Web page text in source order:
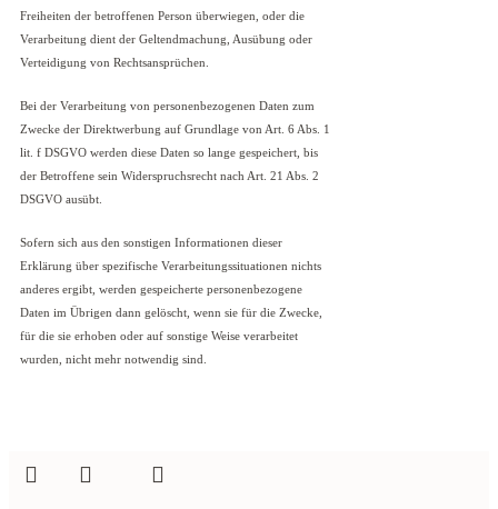
Freiheiten der betroffenen Person überwiegen, oder die
Verarbeitung dient der Geltendmachung, Ausübung oder
Verteidigung von Rechtsansprüchen.
Bei der Verarbeitung von personenbezogenen Daten zum
Zwecke der Direktwerbung auf Grundlage von Art. 6 Abs. 1
lit. f DSGVO werden diese Daten so lange gespeichert, bis
der Betroffene sein Widerspruchsrecht nach Art. 21 Abs. 2
DSGVO ausübt.
Sofern sich aus den sonstigen Informationen dieser
Erklärung über spezifische Verarbeitungssituationen nichts
anderes ergibt, werden gespeicherte personenbezogene
Daten im Übrigen dann gelöscht, wenn sie für die Zwecke,
für die sie erhoben oder auf sonstige Weise verarbeitet
wurden, nicht mehr notwendig sind.